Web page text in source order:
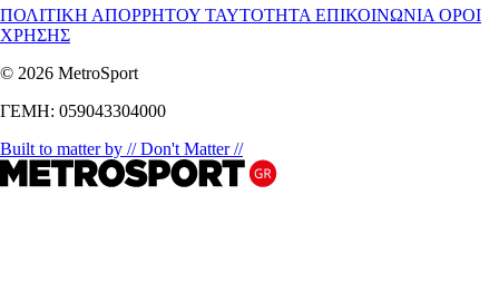
ΠΟΛΙΤΙΚΗ ΑΠΟΡΡΗΤΟΥ ΤΑΥΤΟΤΗΤΑ ΕΠΙΚΟΙΝΩΝΙΑ ΟΡΟΙ
ΧΡΗΣΗΣ
© 2026 MetroSport
ΓΕΜΗ: 059043304000
Built to matter by // Don't Matter //